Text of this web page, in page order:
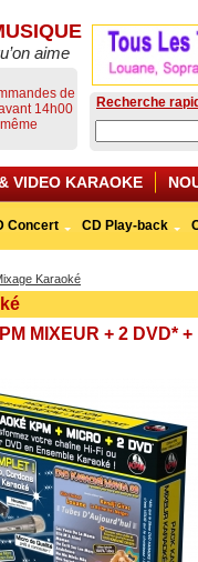
Karaoké
MIXEUR + 2 DVD* +
aime
de
14h00
Recherche
VIDEO KARAOKE
Concert CD Play-back